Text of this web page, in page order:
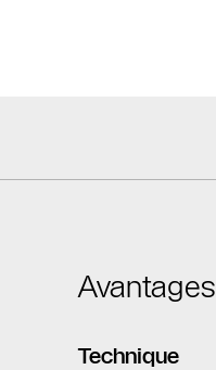
Avantages
Technique